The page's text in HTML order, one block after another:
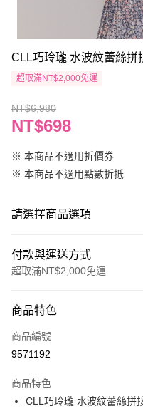
CLL巧玲瓏 水波紋蕾絲拼
超取滿NT$2,000免運
NT$6,980
NT$698
※ 本商品不適用折價券
※ 本商品不適用點數折抵
請選擇商品選項
付款與運送方式
超取滿NT$2,000免運
信用卡一次付款
信用卡分期付款
合作金庫商業銀行
華南商業銀行
超商取貨付款
商品特色
商品編號
9571192
商品特色
CLL巧玲瓏 水波紋蕾絲拼